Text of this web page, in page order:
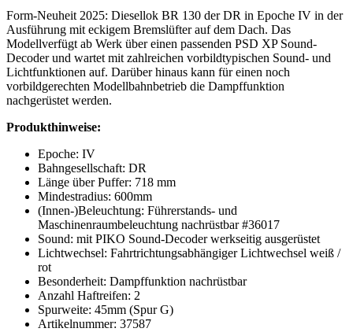
Form-Neuheit 2025: Diesellok BR 130 der DR in Epoche IV in der
Ausführung mit eckigem Bremslüfter auf dem Dach. Das
Modellverfügt ab Werk über einen passenden PSD XP Sound-
Decoder und wartet mit zahlreichen vorbildtypischen Sound- und
Lichtfunktionen auf. Darüber hinaus kann für einen noch
vorbildgerechten Modellbahnbetrieb die Dampffunktion
nachgerüstet werden.
Produkthinweise:
Epoche: IV
Bahngesellschaft: DR
Länge über Puffer: 718 mm
Mindestradius: 600mm
(Innen-)Beleuchtung: Führerstands- und
Maschinenraumbeleuchtung nachrüstbar #36017
Sound: mit PIKO Sound-Decoder werkseitig ausgerüstet
Lichtwechsel: Fahrtrichtungsabhängiger Lichtwechsel weiß /
rot
Besonderheit: Dampffunktion nachrüstbar
Anzahl Haftreifen: 2
Spurweite: 45mm (Spur G)
Artikelnummer: 37587